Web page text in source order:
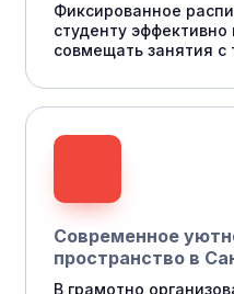
Фиксированное
студенту
совмещать занятия с
Современное
пространство в
В грамотно